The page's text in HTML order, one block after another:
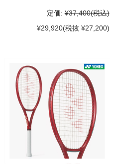
定価: ¥37,400(税込)
¥29,920(税抜 ¥27,200)